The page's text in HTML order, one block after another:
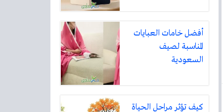
أفضل خامات العبايات
المناسبة لصيف
السعودية
كيف تؤثر مراحل الحياة